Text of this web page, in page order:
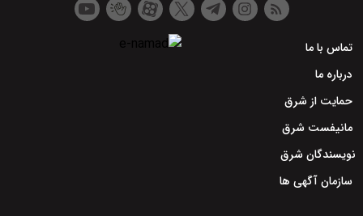
تماس با ما
درباره ما
حمایت از شرق
مانیفست شرق
نویسندگان شرق
سازمان آگهی ها